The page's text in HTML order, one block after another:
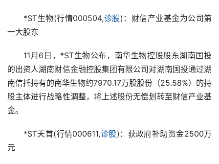
*ST生物(行情000504,诊股)：财信产业基金为公司第
一大股东
11月6日，*ST生物公布，南华生物控股股东湖南国投
的出资人湖南财信金融控股集团有限公司对湖南国投通过湖
南信托持有的南华生物约7970.17万股股份（25.58%）的持
股主体进行战略性调整，将上述股份无偿划转至财信产业基
金。
*ST天首(行情000611,诊股)：获政府补助资金2500万
元